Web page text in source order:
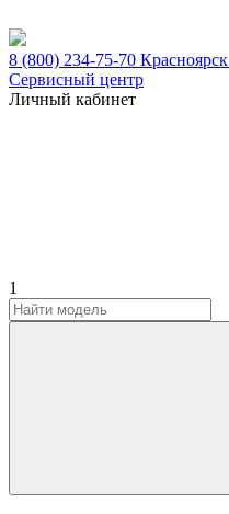
8 (800) 234-75-70 Красноярск
Сервисный центр
Личный кабинет
1